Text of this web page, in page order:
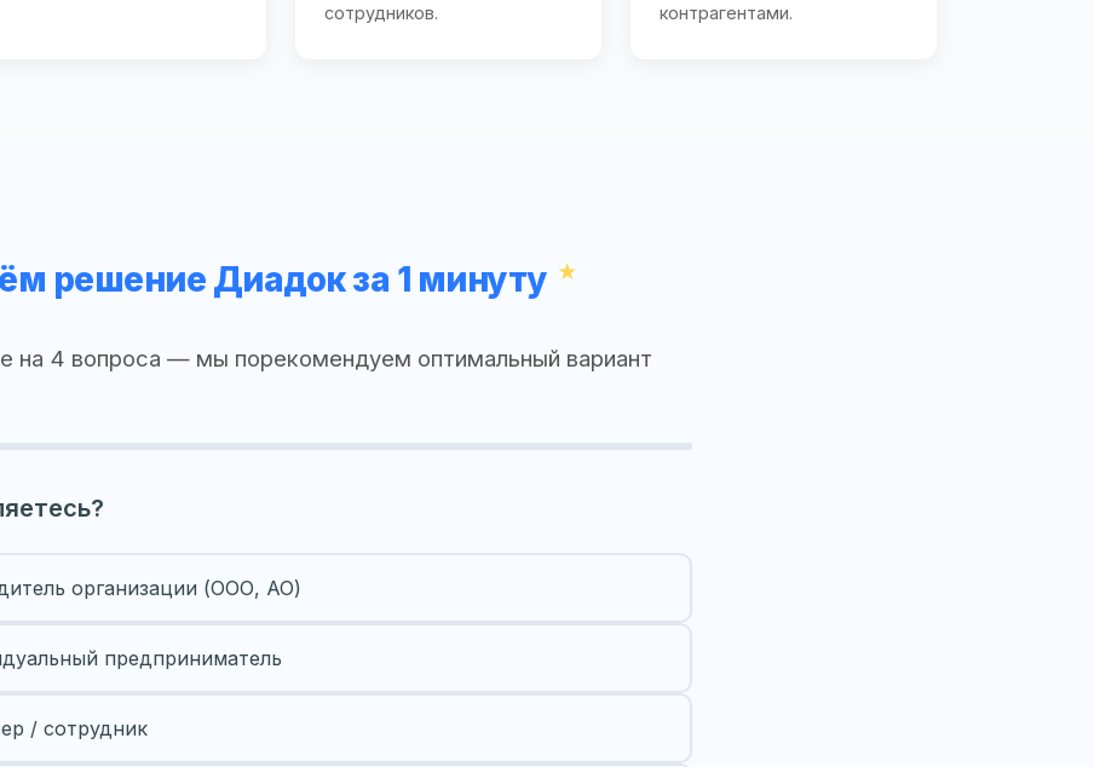
сотрудников.
контрагентами.
решение Диадок за 1 минуту
на 4 вопроса — мы порекомендуем оптимальный вариант
организации (ООО, АО)
предприниматель
/ сотрудник